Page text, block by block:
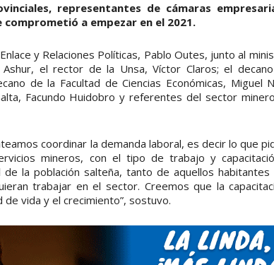
representantes de cámaras
a empezar en el 2021.
y Relaciones Políticas, Pablo Outes, junto al
el rector de la Unsa, Víctor Claros; el
de la Facultad de Ciencias Económicas, Miguel
Facundo Huidobro y referentes del sector
coordinar la demanda laboral, es decir lo que
mineros, con el tipo de trabajo y
la población salteña, tanto de aquellos habitantes
trabajar en el sector. Creemos que la
vida y el crecimiento”, sostuvo.